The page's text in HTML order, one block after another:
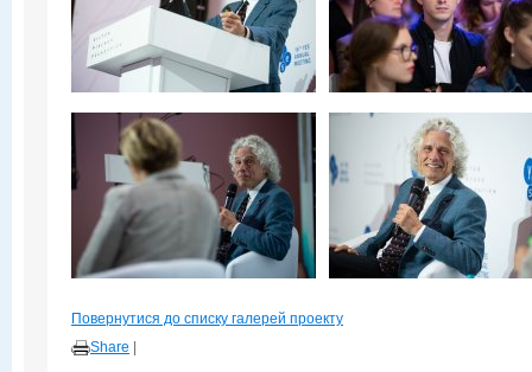
Повернутися до списку галерей проекту
Share